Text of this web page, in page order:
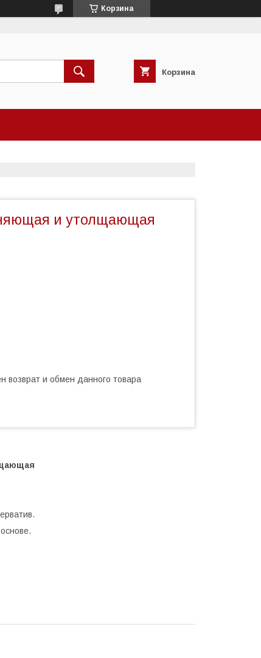
Корзина
Корзина
и утолщающая
возврат и обмен данного товара